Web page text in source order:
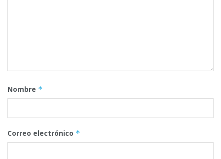
Nombre *
Correo electrónico *